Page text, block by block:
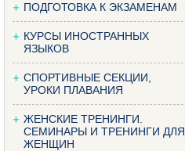
ПОДГОТОВКА К ЭКЗАМЕНАМ
КУРСЫ ИНОСТРАННЫХ
ЯЗЫКОВ
СПОРТИВНЫЕ СЕКЦИИ,
УРОКИ ПЛАВАНИЯ
ЖЕНСКИЕ ТРЕНИНГИ.
СЕМИНАРЫ И ТРЕНИНГИ ДЛЯ
ЖЕНЩИН